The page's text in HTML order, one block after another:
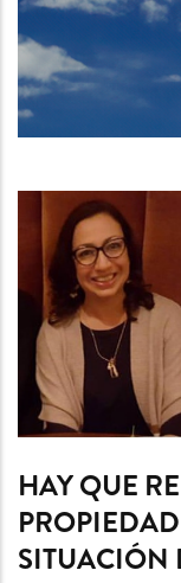
HAY QUE
SITUACIÓN